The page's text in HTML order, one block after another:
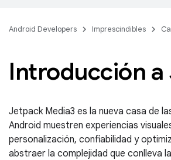
Android Developers Imprescindibles
Introducción a
Jetpack Media3 es la nueva casa de
Android muestren experiencias
personalización, confiabilidad y
abstraer la complejidad que conlleva